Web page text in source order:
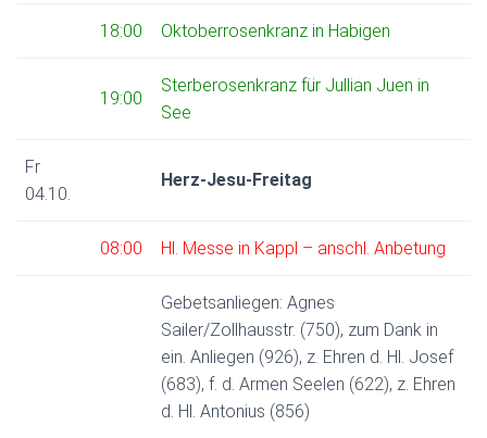
18:00 Oktoberrosenkranz in Habigen
19:00
Sterberosenkranz für Jullian Juen in
See
Fr
04.10.
Herz-Jesu-Freitag
08:00 Hl. Messe in Kappl – anschl. Anbetung
Gebetsanliegen: Agnes
Sailer/Zollhausstr. (750), zum Dank in
ein. Anliegen (926), z. Ehren d. Hl. Josef
(683), f. d. Armen Seelen (622), z. Ehren
d. Hl. Antonius (856)